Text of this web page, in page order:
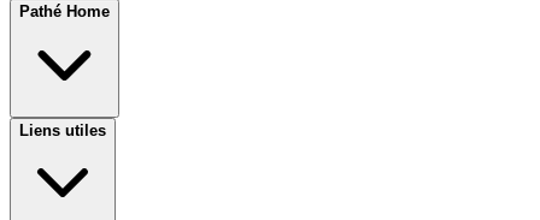
Pathé Home
Liens utiles